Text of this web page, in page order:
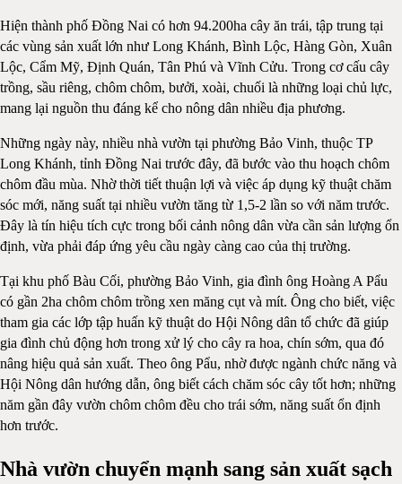
Hiện thành phố Đồng Nai có hơn 94.200ha cây ăn trái, tập trung tại
các vùng sản xuất lớn như Long Khánh, Bình Lộc, Hàng Gòn, Xuân
Lộc, Cẩm Mỹ, Định Quán, Tân Phú và Vĩnh Cửu. Trong cơ cấu cây
trồng, sầu riêng, chôm chôm, bưởi, xoài, chuối là những loại chủ lực,
mang lại nguồn thu đáng kể cho nông dân nhiều địa phương.
Những ngày này, nhiều nhà vườn tại phường Bảo Vinh, thuộc TP
Long Khánh, tỉnh Đồng Nai trước đây, đã bước vào thu hoạch chôm
chôm đầu mùa. Nhờ thời tiết thuận lợi và việc áp dụng kỹ thuật chăm
sóc mới, năng suất tại nhiều vườn tăng từ 1,5-2 lần so với năm trước.
Đây là tín hiệu tích cực trong bối cảnh nông dân vừa cần sản lượng ổn
định, vừa phải đáp ứng yêu cầu ngày càng cao của thị trường.
Tại khu phố Bàu Cối, phường Bảo Vinh, gia đình ông Hoàng A Pẩu
có gần 2ha chôm chôm trồng xen măng cụt và mít. Ông cho biết, việc
tham gia các lớp tập huấn kỹ thuật do Hội Nông dân tổ chức đã giúp
gia đình chủ động hơn trong xử lý cho cây ra hoa, chín sớm, qua đó
nâng hiệu quả sản xuất. Theo ông Pẩu, nhờ được ngành chức năng và
Hội Nông dân hướng dẫn, ông biết cách chăm sóc cây tốt hơn; những
năm gần đây vườn chôm chôm đều cho trái sớm, năng suất ổn định
hơn trước.
Nhà vườn chuyển mạnh sang sản xuất sạch